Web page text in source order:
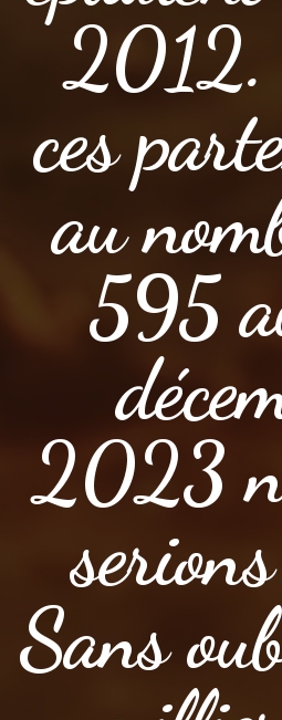
2012.
ces
au
595
2023
Sans